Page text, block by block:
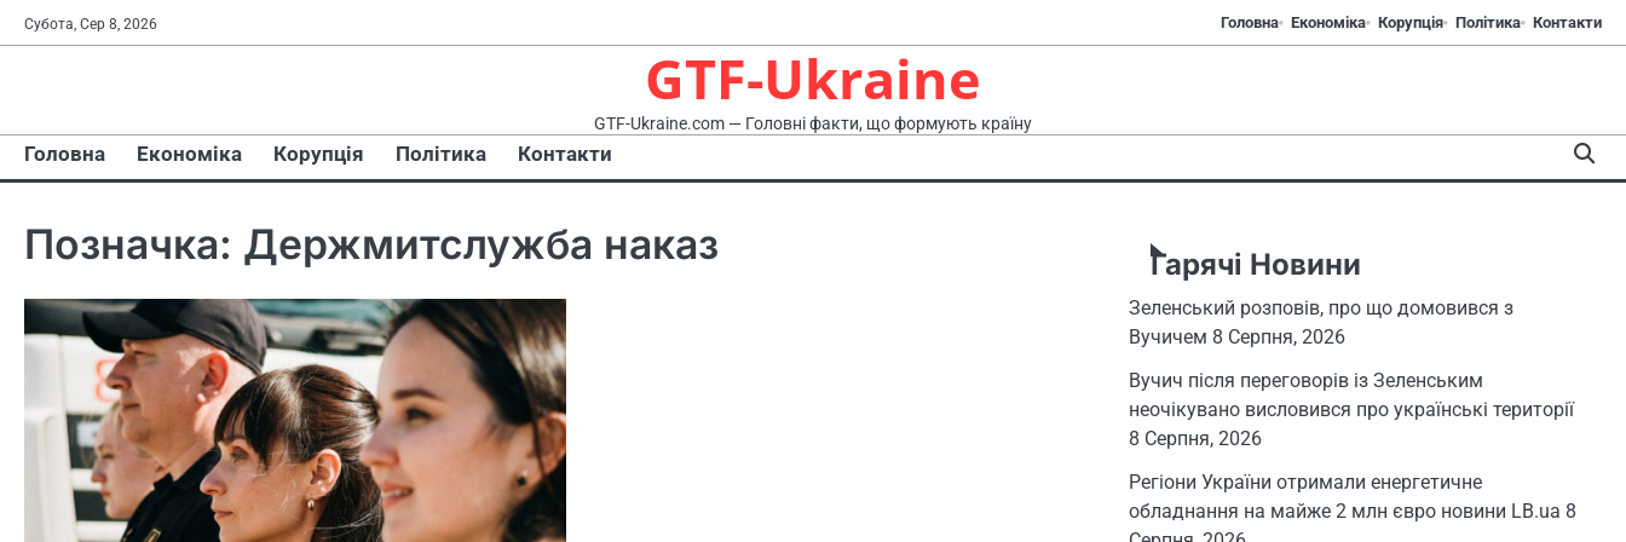
Перейти
до
Субота, Сер 8, 2026 Головна Економіка Корупція Політика Контакти
GTF-Ukraine
GTF-Ukraine.com — Головні факти, що формують країну
Головна Економіка Корупція Політика Контакти
Позначка: Держмитслужба наказ Гарячі Новини
Зеленський розповів, про що домовився з
Вучичем 8 Серпня, 2026
Вучич після переговорів із Зеленським
неочікувано висловився про українські території
8 Серпня, 2026
Регіони України отримали енергетичне
обладнання на майже 2 млн євро новини LB.ua 8